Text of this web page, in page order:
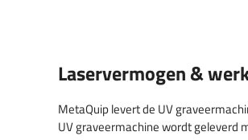
Laservermogen &
MetaQuip levert de UV
UV graveermachine wordt geleverd